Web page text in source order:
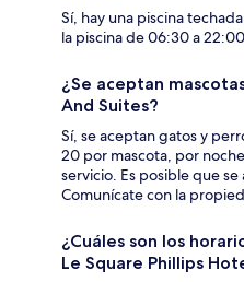
Sí, hay una piscina
la piscina de 06:30 a
¿Se aceptan
And Suites?
Sí, se aceptan gatos y
20 por mascota, por
servicio. Es posible que
Comunícate con la
¿Cuáles son los
Le Square Phillips